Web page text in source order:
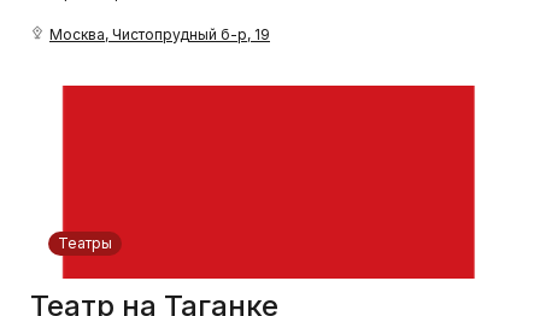
Москва, Чистопрудный б-р, 19
Театры
Театр на Таганке